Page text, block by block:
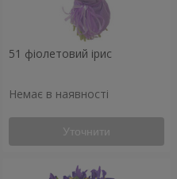
51 фіолетовий ірис
Немає в наявності
Уточнити